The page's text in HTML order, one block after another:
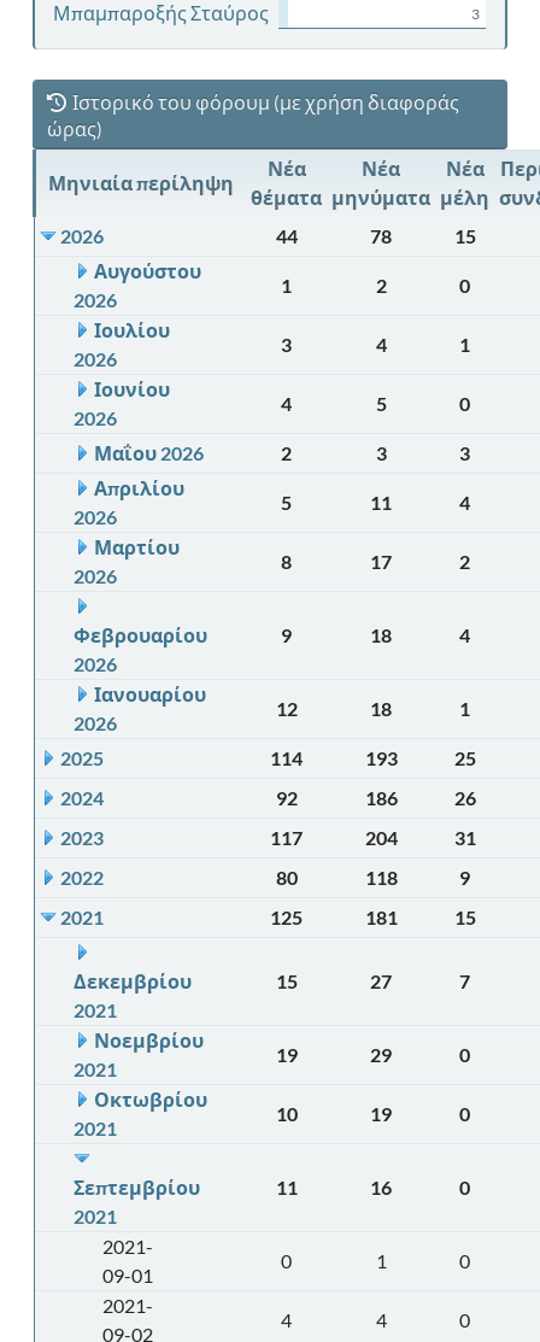
Μπαμπαροξής Σταύρος 3
Ιστορικό του φόρουμ (με χρήση διαφοράς
ώρας)
Μηνιαία περίληψη
Νέα
θέματα
Νέα
μηνύματα
Νέα
μέλη
2026
44 78
15
Αυγούστου
2026
1 2
0
Ιουλίου
2026
3 4
1
Ιουνίου
2026
4 5 0
Μαΐου 2026 2 3
3
Απριλίου
2026
5 11
4
Μαρτίου
2026
8 17 2
Φεβρουαρίου
2026
9 18 4
Ιανουαρίου
2026
12 18 1
2025 114 193
25
2024
92 186
26
2023
117 204
31
2022
80 118
9
2021
125 181 15
Δεκεμβρίου
2021
15 27 7
Νοεμβρίου
2021
19 29
0
Οκτωβρίου
2021
10 19 0
Σεπτεμβρίου
2021
11 16 0
2021-
09-01
0 1
0
2021-
09-02
4 4 0